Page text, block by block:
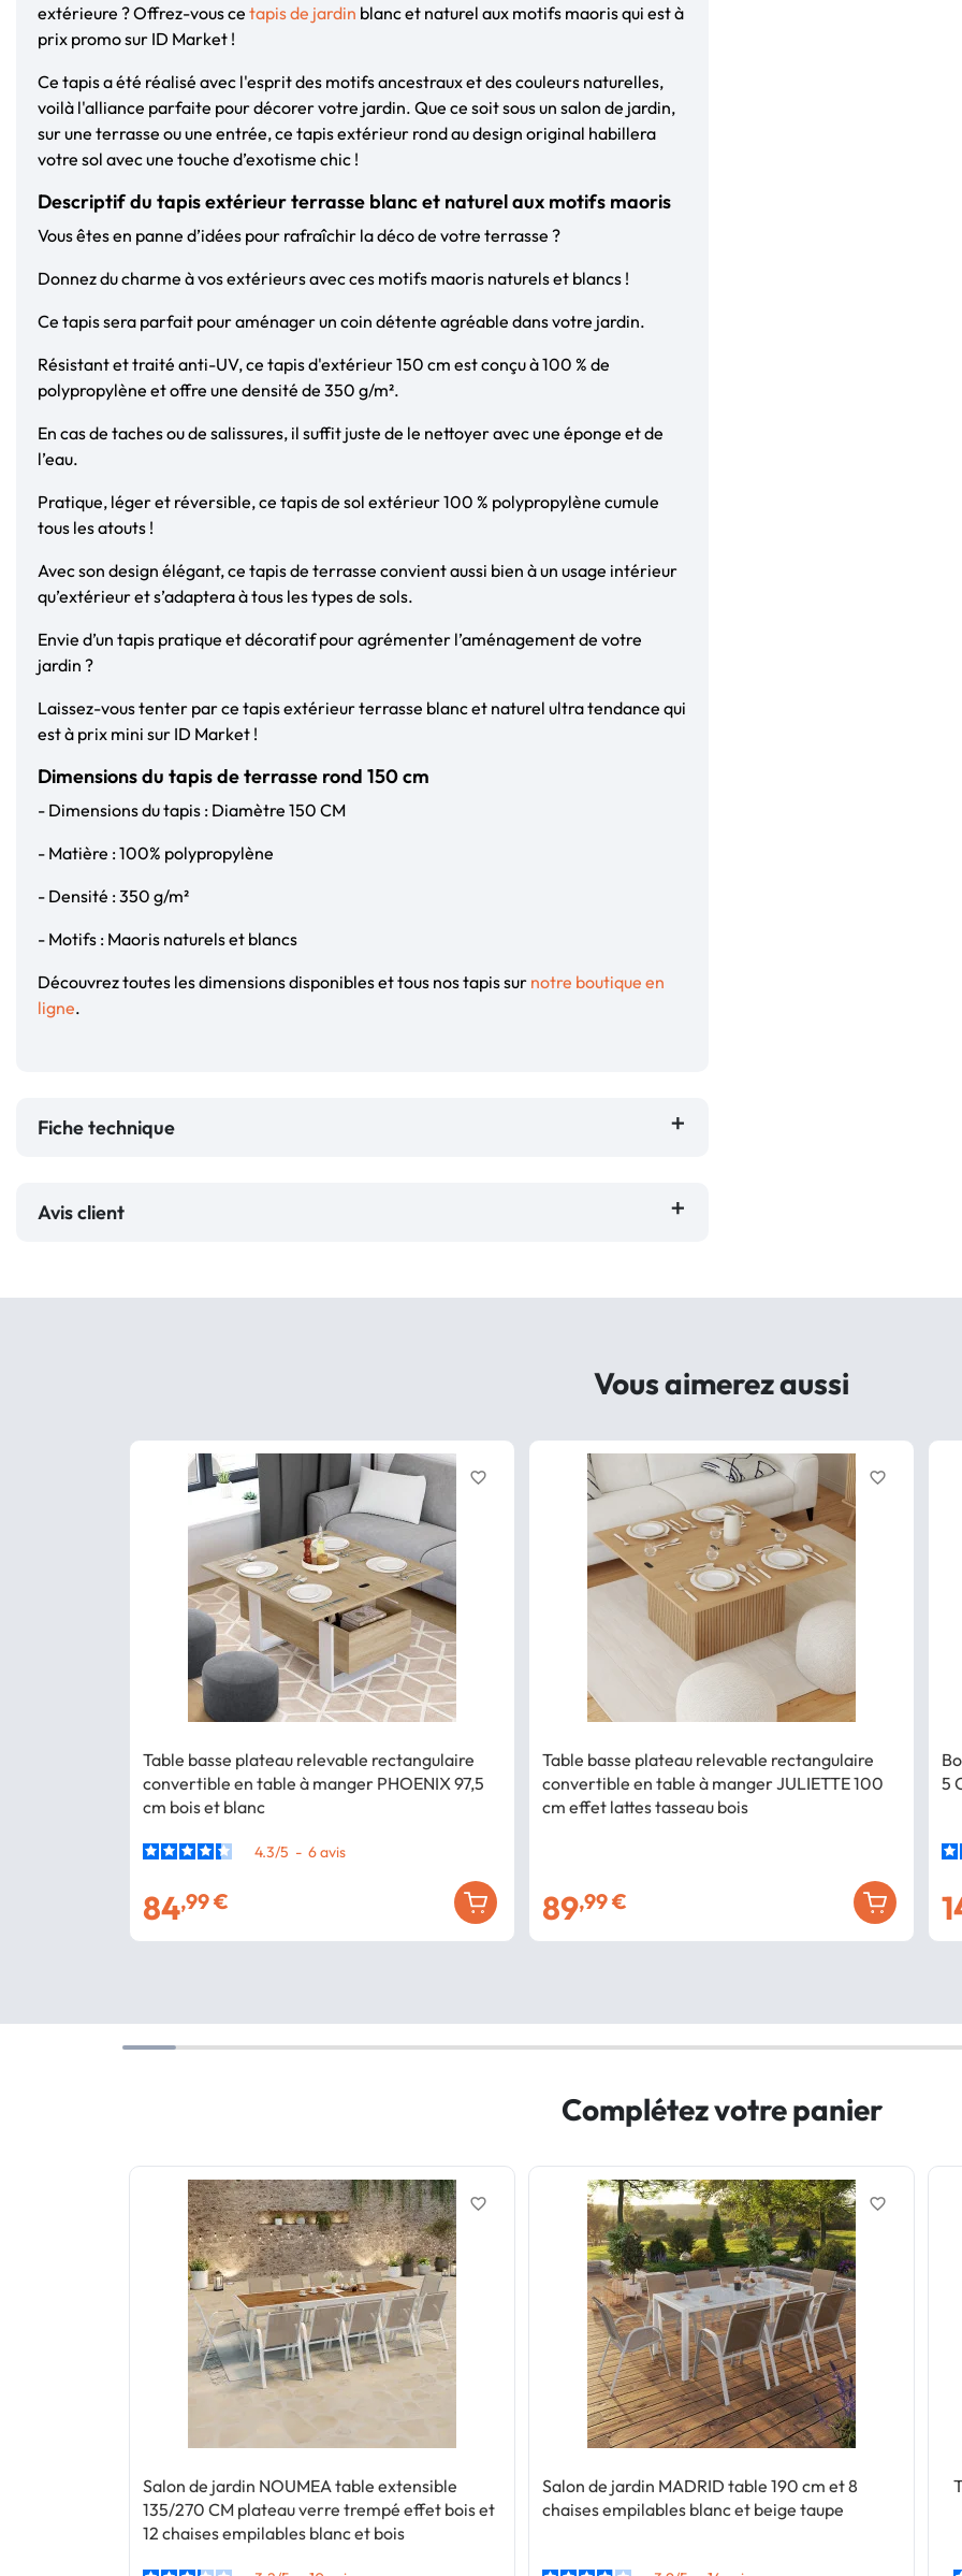
extérieure ? Offrez-vous ce tapis de jardin blanc et naturel aux motifs maoris qui est à
prix promo sur ID Market !
Ce tapis a été réalisé avec l'esprit des motifs ancestraux et des couleurs naturelles,
voilà l'alliance parfaite pour décorer votre jardin. Que ce soit sous un salon de jardin,
sur une terrasse ou une entrée, ce tapis extérieur rond au design original habillera
votre sol avec une touche d’exotisme chic !
Descriptif du tapis extérieur terrasse blanc et naturel aux motifs maoris
Vous êtes en panne d’idées pour rafraîchir la déco de votre terrasse ?
Donnez du charme à vos extérieurs avec ces motifs maoris naturels et blancs !
Ce tapis sera parfait pour aménager un coin détente agréable dans votre jardin.
Résistant et traité anti-UV, ce tapis d'extérieur 150 cm est conçu à 100 % de
polypropylène et offre une densité de 350 g/m².
En cas de taches ou de salissures, il suffit juste de le nettoyer avec une éponge et de
l’eau.
Pratique, léger et réversible, ce tapis de sol extérieur 100 % polypropylène cumule
tous les atouts !
Avec son design élégant, ce tapis de terrasse convient aussi bien à un usage intérieur
qu’extérieur et s’adaptera à tous les types de sols.
Envie d’un tapis pratique et décoratif pour agrémenter l’aménagement de votre
jardin ?
Laissez-vous tenter par ce tapis extérieur terrasse blanc et naturel ultra tendance qui
est à prix mini sur ID Market !
Dimensions du tapis de terrasse rond 150 cm
- Dimensions du tapis : Diamètre 150 CM
- Matière : 100% polypropylène
- Densité : 350 g/m²
- Motifs : Maoris naturels et blancs
Découvrez toutes les dimensions disponibles et tous nos tapis sur notre boutique en
ligne.
Fiche technique
Avis client
Vous aimerez aussi
Table basse plateau relevable rectangulaire
convertible en table à manger PHOENIX 97,5
cm bois et blanc
4.3/5 - 6avis
84,99 €
favorite_border
Table basse plateau relevable rectangulaire
convertible en table à manger JULIETTE 100
cm effet lattes tasseau bois
89,99 €
favorite_border
5
Complétez votre panier
Salon de jardin NOUMEA table extensible
135/270 CM plateau verre trempé effet bois et
12 chaises empilables blanc et bois
favorite_border
Salon de jardin MADRID table 190 cm et 8
chaises empilables blanc et beige taupe
favorite_border